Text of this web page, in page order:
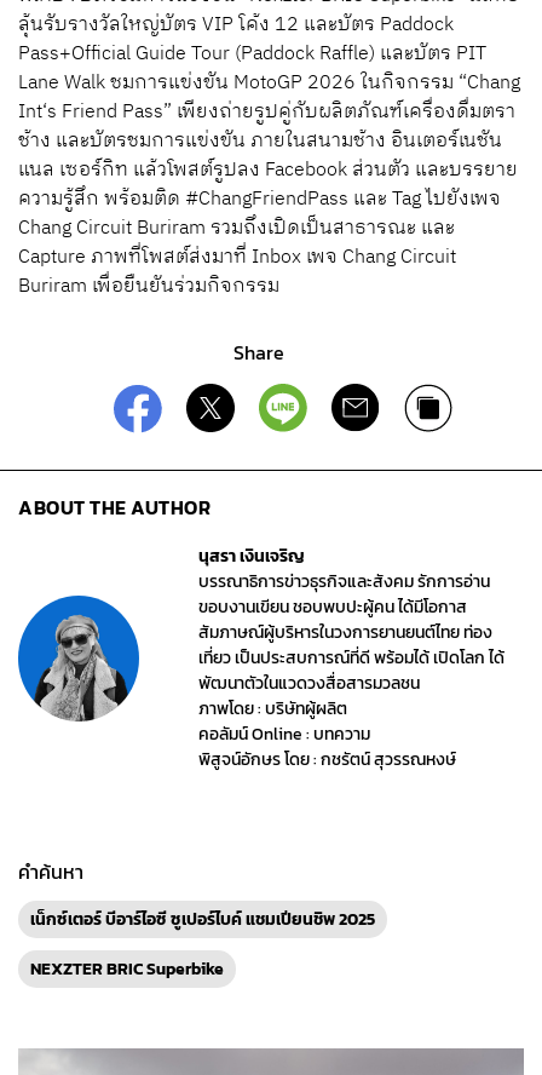
ลุ้นรับรางวัลใหญ่บัตร VIP โค้ง 12 และบัตร Paddock
Pass+Official Guide Tour (Paddock Raffle) และบัตร PIT
Lane Walk ชมการแข่งขัน MotoGP 2026 ในกิจกรรม “Chang
Int‘s Friend Pass” เพียงถ่ายรูปคู่กับผลิตภัณฑ์เครื่องดื่มตรา
ช้าง และบัตรชมการแข่งขัน ภายในสนามช้าง อินเตอร์เนชัน
แนล เซอร์กิท แล้วโพสต์รูปลง Facebook ส่วนตัว และบรรยาย
ความรู้สึก พร้อมติด #ChangFriendPass และ Tag ไปยังเพจ
Chang Circuit Buriram รวมถึงเปิดเป็นสาธารณะ และ
Capture ภาพที่โพสต์ส่งมาที่ Inbox เพจ Chang Circuit
Buriram เพื่อยืนยันร่วมกิจกรรม
Share
ABOUT THE AUTHOR
นุสรา เงินเจริญ
บรรณาธิการข่าวธุรกิจและสังคม รักการอ่าน
ขอบงานเขียน ชอบพบปะผู้คน ได้มีโอกาส
สัมภาษณ์ผู้บริหารในวงการยานยนต์ไทย ท่อง
เที่ยว เป็นประสบการณ์ที่ดี พร้อมได้ เปิดโลก ได้
พัฒนาตัวในแวดวงสื่อสารมวลชน
ภาพโดย : บริษัทผู้ผลิต
คอลัมน์ Online : บทความ
พิสูจน์อักษร โดย : กชรัตน์ สุวรรณหงษ์
คำค้นหา
เน็กซ์เตอร์ บีอาร์ไอซี ซูเปอร์ไบค์ แชมเปียนชิพ 2025
NEXZTER BRIC Superbike